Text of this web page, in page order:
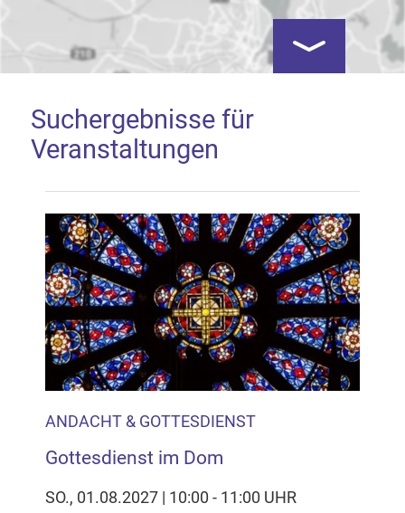
Google Map laden
Mit dem Laden der Karte akzeptieren Sie, dass die
Anwendung Google Maps beim Aktivieren von
Inhalten Cookies auf Ihrem Gerät setzt, z.B. zwecks
Reichweitenmessung und profilbasierter Werbung.
Näheres s.zur Datenschutzerklärung
Hier können Sie Ihre Cookie-
Einstellungen anpassen
Kartenansicht
Suchergebnisse für
Veranstaltungen
ANDACHT & GOTTESDIENST
Gottesdienst im Dom
SO., 01.08.2027 | 10:00 - 11:00 UHR